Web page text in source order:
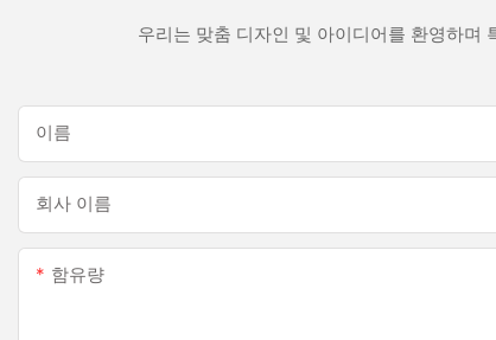
우리는 맞춤 디자인 및 아이디어를 환영하며
이름
회사 이름
함유량